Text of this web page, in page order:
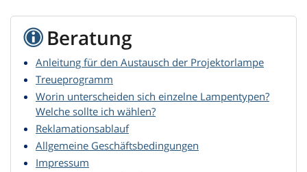
Beratung
Anleitung für den Austausch der Projektorlampe
Treueprogramm
Worin unterscheiden sich einzelne Lampentypen?
Welche sollte ich wählen?
Reklamationsablauf
Allgemeine Geschäftsbedingungen
Impressum